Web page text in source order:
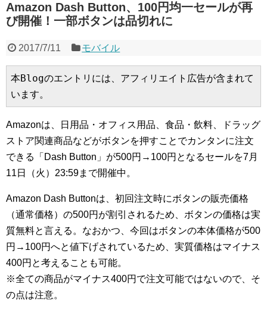
Amazon Dash Button、100円均一セールが再
び開催！一部ボタンは品切れに
2017/7/11 モバイル
本Blogのエントリには、アフィリエイト広告が含まれて
います。
Amazonは、日用品・オフィス用品、食品・飲料、ドラッグ
ストア関連商品などがボタンを押すことでカンタンに注文
できる「Dash Button」が500円→100円となるセールを7月
11日（火）23:59まで開催中。
Amazon Dash Buttonは、初回注文時にボタンの販売価格
（通常価格）の500円が割引されるため、ボタンの価格は実
質無料と言える。なおかつ、今回はボタンの本体価格が500
円→100円へと値下げされているため、実質価格はマイナス
400円と考えることも可能。
※全ての商品がマイナス400円で注文可能ではないので、そ
の点は注意。